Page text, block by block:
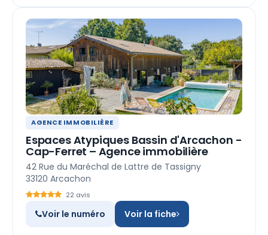
AGENCE IMMOBILIÈRE
Espaces Atypiques Bassin d'Arcachon -
Cap-Ferret – Agence immobilière
42 Rue du Maréchal de Lattre de Tassigny
33120 Arcachon
22 avis
Voir le numéro Voir la fiche